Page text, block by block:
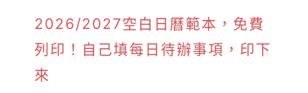
2026/2027空白日曆範本，免費
列印！自己填每日待辦事項，印下
來